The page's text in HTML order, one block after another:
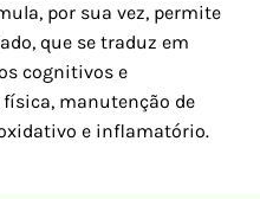
por sua vez, permite
que se traduz em
cognitivos e
manutenção de
e inflamatório.